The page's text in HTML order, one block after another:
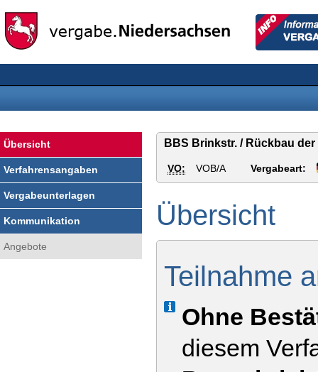
Vergabe
Niedersachsen
Informationen
für
Übersicht
Verfahrensangaben
Vergabeunterlagen
Kommunikation
Angebote
BBS Brinkstr. / Rückbau
VO: VOB/A Vergabeart:
Übersicht
Teilnahme
Info
Ohne
diesem